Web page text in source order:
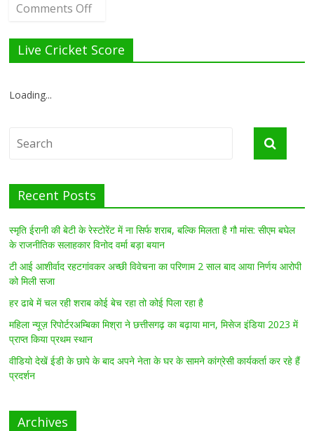
Comments Off
Live Cricket Score
Loading...
Recent Posts
स्मृति ईरानी की बेटी के रेस्टोरेंट में ना सिर्फ शराब, बल्कि मिलता है गौ मांस: सीएम बघेल
के राजनीतिक सलाहकार विनोद वर्मा बड़ा बयान
टी आई आशीर्वाद रहटगांवकर अच्छी विवेचना का परिणाम 2 साल बाद आया निर्णय आरोपी
को मिली सजा
हर ढाबे में चल रही शराब कोई बेच रहा तो कोई पिला रहा है
महिला न्यूज़ रिपोर्टरअम्बिका मिश्रा ने छत्तीसगढ़ का बढ़ाया मान, मिसेज इंडिया 2023 में
प्राप्त किया प्रथम स्थान
वीडियो देखें ईडी के छापे के बाद अपने नेता के घर के सामने कांग्रेसी कार्यकर्ता कर रहे हैं
प्रदर्शन
Archives